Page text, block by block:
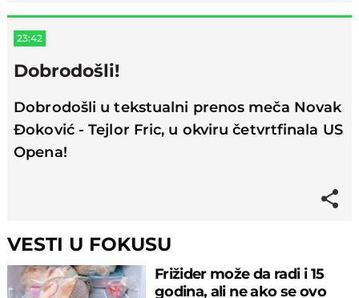
23:42
Dobrodošli!
Dobrodošli u tekstualni prenos meča Novak
Đoković - Tejlor Fric, u okviru četvrtfinala US
Opena!
VESTI U FOKUSU
Frižider može da radi i 15
godina, ali ne ako se ovo